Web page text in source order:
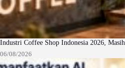
Industri Coffee Shop Indonesia 2026,
06/08/2026